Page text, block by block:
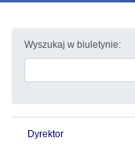
Wyszukaj w biuletynie:
Dyrektor